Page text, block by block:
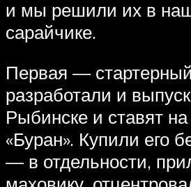
и мы решили их в
сарайчике.
Первая —
разработали и
Рыбинске и ставят на
«Буран». Купили его
— в отдельности,